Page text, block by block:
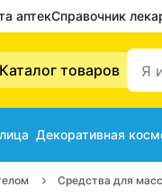
аптекСправочник
Каталог товаров
Декоративная
Средства для